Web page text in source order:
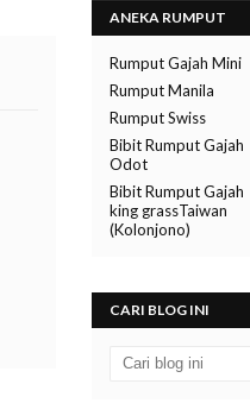
ANEKA RUMPUT
Rumput Gajah Mini
Rumput Manila
Rumput Swiss
Bibit Rumput Gajah
Odot
Bibit Rumput Gajah
king grassTaiwan
(Kolonjono)
CARI BLOG INI